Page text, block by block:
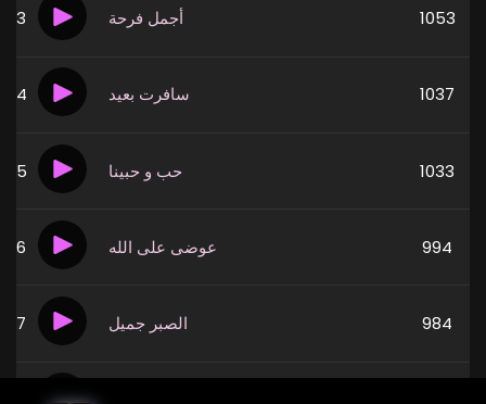
3 أجمل فرحة 1053
4 سافرت بعيد 1037
5 حب و حبينا 1033
6 عوضى على الله 994
7 الصبر جميل 984